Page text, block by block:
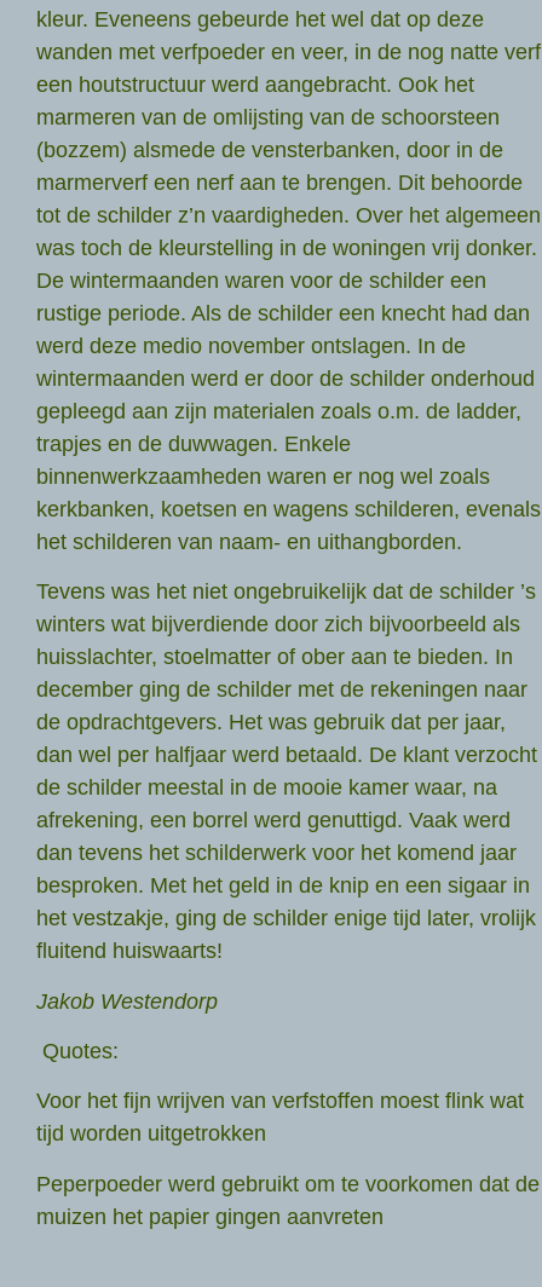
kleur. Eveneens gebeurde het wel dat op deze
wanden met verfpoeder en veer, in de nog natte verf
een houtstructuur werd aangebracht. Ook het
marmeren van de omlijsting van de schoorsteen
(bozzem) alsmede de vensterbanken, door in de
marmerverf een nerf aan te brengen. Dit behoorde
tot de schilder z’n vaardigheden. Over het algemeen
was toch de kleurstelling in de woningen vrij donker.
De wintermaanden waren voor de schilder een
rustige periode. Als de schilder een knecht had dan
werd deze medio november ontslagen. In de
wintermaanden werd er door de schilder onderhoud
gepleegd aan zijn materialen zoals o.m. de ladder,
trapjes en de duwwagen. Enkele
binnenwerkzaamheden waren er nog wel zoals
kerkbanken, koetsen en wagens schilderen, evenals
het schilderen van naam- en uithangborden.
Tevens was het niet ongebruikelijk dat de schilder ’s
winters wat bijverdiende door zich bijvoorbeeld als
huisslachter, stoelmatter of ober aan te bieden. In
december ging de schilder met de rekeningen naar
de opdrachtgevers. Het was gebruik dat per jaar,
dan wel per halfjaar werd betaald. De klant verzocht
de schilder meestal in de mooie kamer waar, na
afrekening, een borrel werd genuttigd. Vaak werd
dan tevens het schilderwerk voor het komend jaar
besproken. Met het geld in de knip en een sigaar in
het vestzakje, ging de schilder enige tijd later, vrolijk
fluitend huiswaarts!
Jakob Westendorp
Quotes:
Voor het fijn wrijven van verfstoffen moest flink wat
tijd worden uitgetrokken
Peperpoeder werd gebruikt om te voorkomen dat de
muizen het papier gingen aanvreten